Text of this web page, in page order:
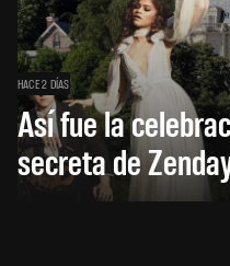
HACE 2 DÍAS
Así fue la
secreta de